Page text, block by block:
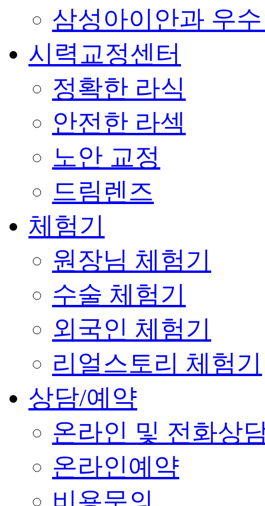
삼성아이안과 우
시력교정센터
정확한 라식
안전한 라섹
노안 교정
드림렌즈
체험기
원장님 체험기
수술 체험기
외국인 체험기
리얼스토리 체험기
상담/예약
온라인 및 전화상
온라인예약